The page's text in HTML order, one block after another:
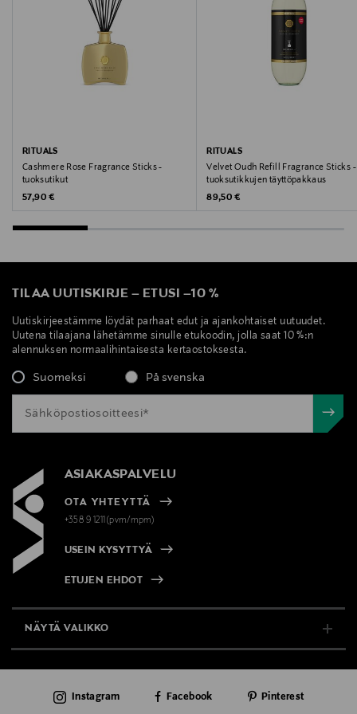
RITUALS
Cashmere Rose Fragrance Sticks -
tuoksutikut
Original Price
57,90 €
RITUALS
Velvet Oudh Refill Fragrance Sticks -
tuoksutikkujen täyttöpakkaus
Original Price
89,50 €
TILAA UUTISKIRJE – ETUSI –10 %
Uutiskirjeestämme löydät parhaat edut ja ajankohtaiset uutuudet.
Uutena tilaajana lähetämme sinulle etukoodin, jolla saat 10 %:n
alennuksen normaalihintaisesta kertaostoksesta.
Suomeksi På svenska
ASIAKASPALVELU
OTA YHTEYTTÄ
+358 9 1211(pvm/mpm)
USEIN KYSYTTYÄ
ETUJEN EHDOT
NÄYTÄ VALIKKO
AJANKOHTAISTA
Instagram Facebook Pinterest